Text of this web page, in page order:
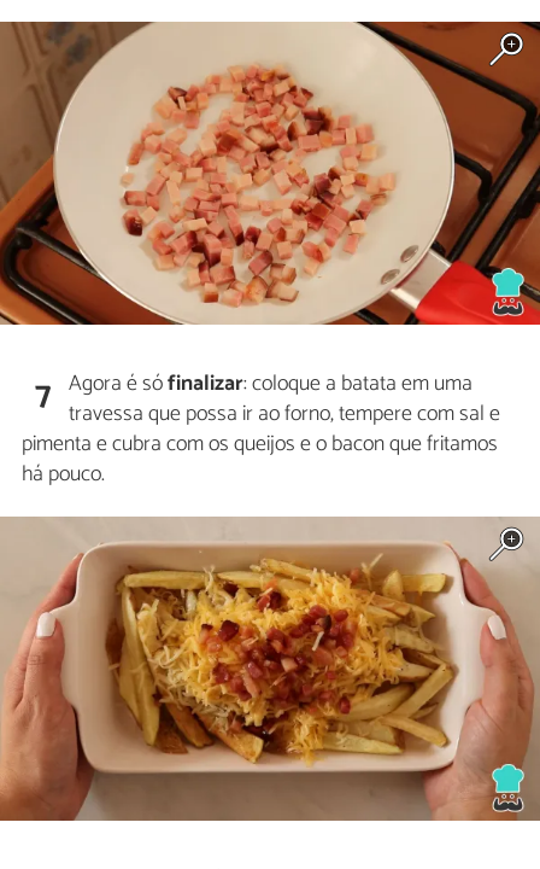
7 Agora é sófinalizar: coloque a batata em uma
travessa que possa ir ao forno, tempere com sal e
pimenta e cubra com os queijos e o bacon que fritamos
há pouco.